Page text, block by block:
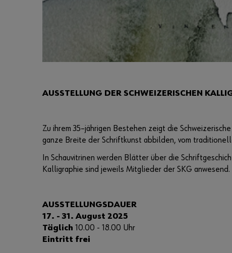
AUSSTELLUNG DER SCHWEIZERISCHEN
Zu ihrem 35–jährigen Bestehen zeigt die
ganze Breite der Schriftkunst abbilden, vom
In Schauvitrinen werden Blätter über die
Kalligraphie sind jeweils Mitglieder der SKG anwesend.
AUSSTELLUNGSDAUER
17. - 31. August 2025
Täglich 10.00 - 18.00 Uhr
Eintritt frei